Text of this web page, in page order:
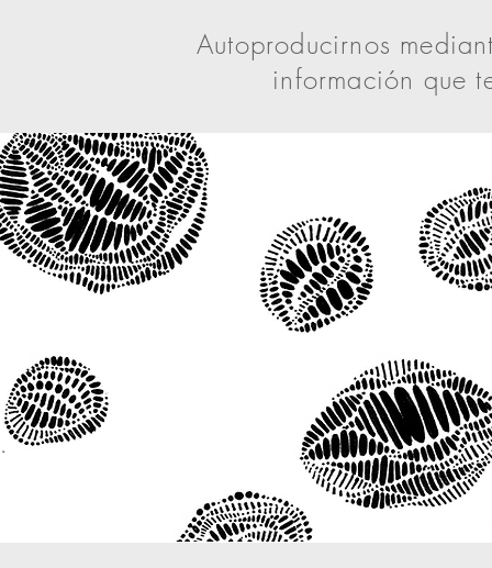
Autoproducirnos
información que